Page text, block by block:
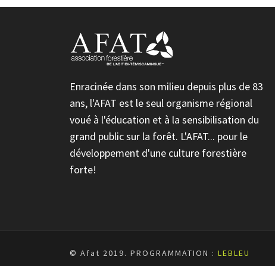
Enracinée dans son milieu depuis plus de 83
ans, l'AFAT est le seul organisme régional
voué à l'éducation et à la sensibilisation du
grand public sur la forêt. L'AFAT... pour le
développement d'une culture forestière
forte!
© Afat 2019. PROGRAMMATION : LEBLEU